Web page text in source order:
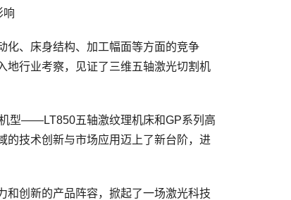
响
、床身结构、加工幅面等方面的竞争
地行业考察，见证了三维五轴激光切割机
型——LT850五轴激纹理机床和GP系列高
的技术创新与市场应用迈上了新台阶，进
创新的产品阵容，掀起了一场激光科技